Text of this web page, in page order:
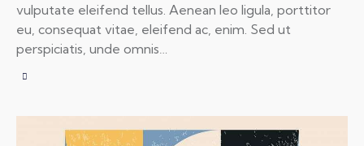
vulputate eleifend tellus. Aenean leo ligula, porttitor
eu, consequat vitae, eleifend ac, enim. Sed ut
perspiciatis, unde omnis…